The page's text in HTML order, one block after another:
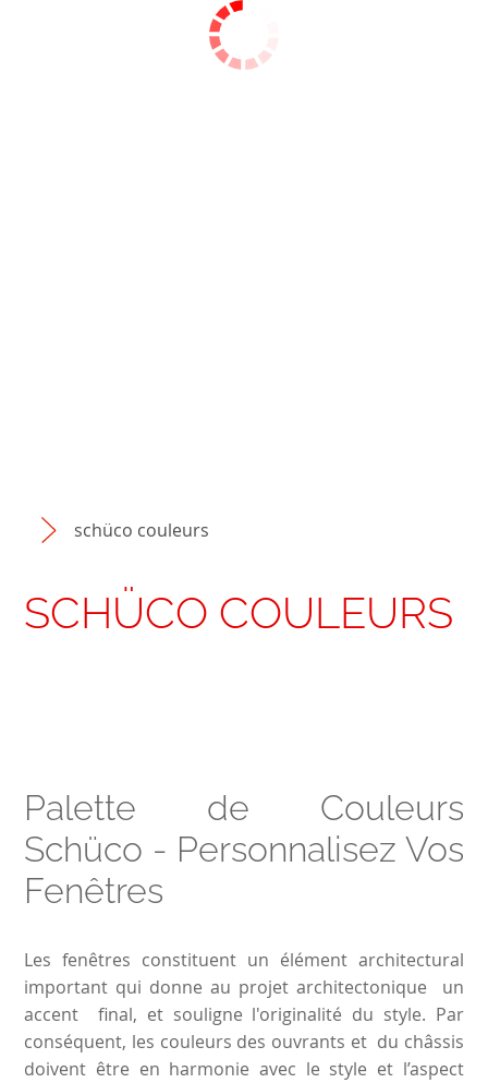
schüco couleurs
SCHÜCO COULEURS
Palette de Couleurs
Schüco - Personnalisez Vos
Fenêtres
Les fenêtres constituent un élément architectural
important qui donne au projet architectonique un
accent final, et souligne l'originalité du style. Par
conséquent, les couleurs des ouvrants et du châssis
doivent être en harmonie avec le style et l’aspect